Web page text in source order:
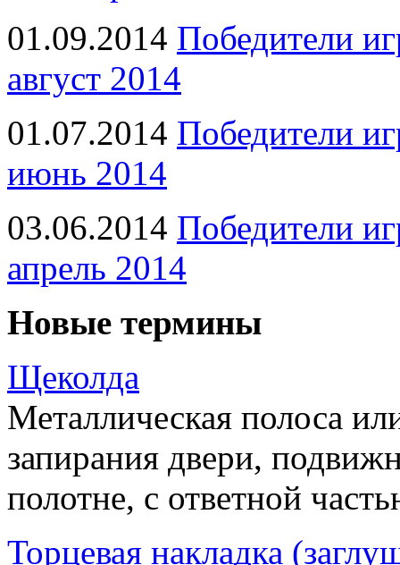
01.09.2014 Победители
август 2014
01.07.2014 Победители
июнь 2014
03.06.2014 Победители
апрель 2014
Новые термины
Щеколда
Металлическая полоса
запирания двери,
полотне, с ответной
Торцевая накладка